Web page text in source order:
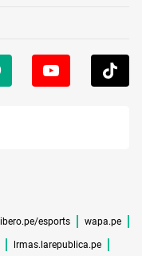
libero.pe/esports wapa.pe
lrmas.larepublica.pe